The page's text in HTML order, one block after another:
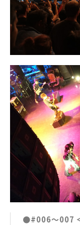
●#006～007